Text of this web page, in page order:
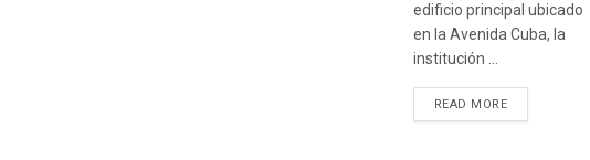
edificio principal ubicado
en la Avenida Cuba, la
institución ...
READ MORE